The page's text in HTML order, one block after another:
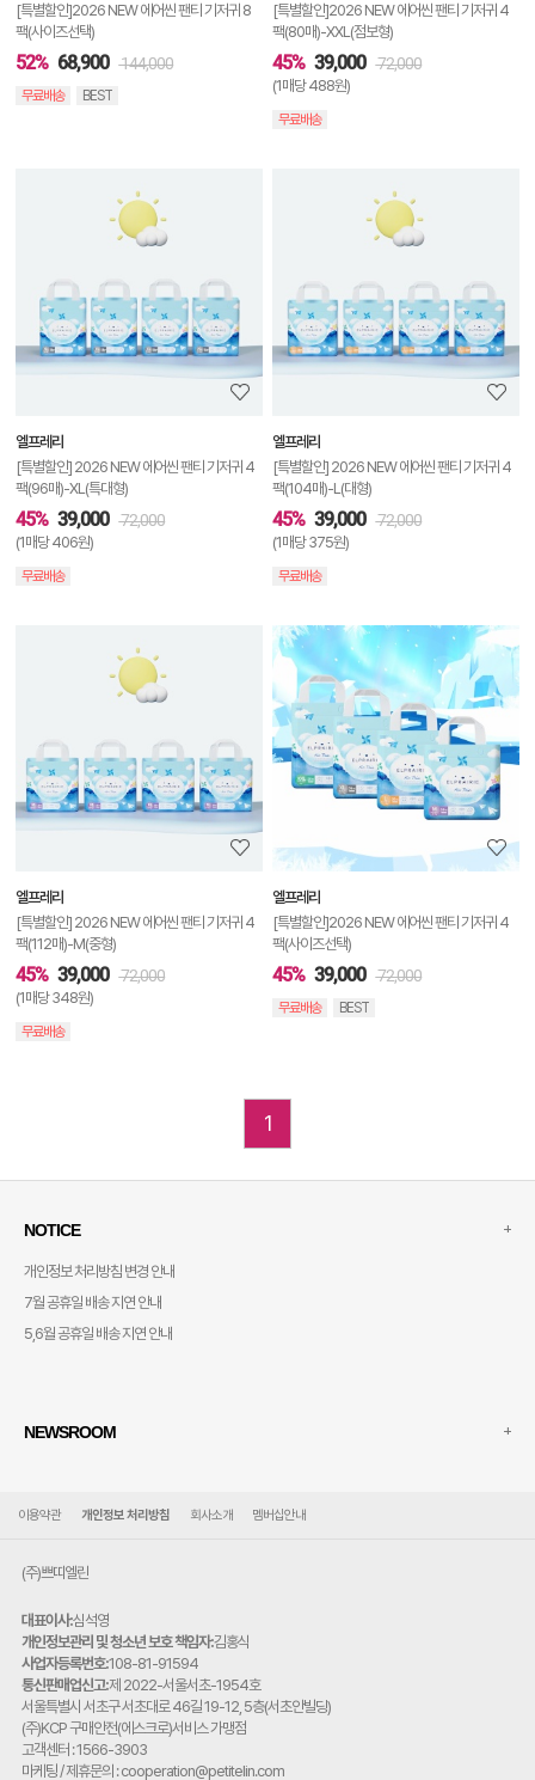
[특별할인]2026 NEW 에어씬 팬티 기저귀 8
팩(사이즈선택)
52% 68,900 144,000
무료배송 BEST
[특별할인]2026 NEW 에어씬 팬티 기저귀 4
팩(80매)-XXL(점보형)
45% 39,000 72,000
(1매당 488원)
무료배송
정
보
기
엘프레리
[특별할인] 2026 NEW 에어씬 팬티 기저귀 4
팩(96매)-XL(특대형)
45% 39,000 72,000
(1매당 406원)
무료배송
엘프레리
[특별할인] 2026 NEW 에어씬 팬티 기저귀 4
팩(104매)-L(대형)
45% 39,000 72,000
(1매당 375원)
무료배송
상
품
상
세
정
보
기
엘프레리
[특별할인] 2026 NEW 에어씬 팬티 기저귀 4
팩(112매)-M(중형)
45% 39,000 72,000
(1매당 348원)
무료배송
엘프레리
[특별할인]2026 NEW 에어씬 팬티 기저귀 4
팩(사이즈선택)
45% 39,000 72,000
무료배송 BEST
1
NOTICE
개인정보 처리방침 변경 안내
7월 공휴일 배송 지연 안내
5,6월 공휴일 배송 지연 안내
+
NEWSROOM +
이용약관 개인정보 처리방침 회사소개 멤버십안내
(주)쁘띠엘린
대표이사:심석영
개인정보관리 및 청소년 보호 책임자:김홍식
사업자등록번호:108-81-91594
통신판매업신고:제 2022-서울서초-1954호
주
소:
서울특별시 서초구 서초대로 46길 19-12, 5층(서초안빌딩)
(주)KCP 구매안전(에스크로)서비스 가맹점
고객센터 : 1566-3903
마케팅 / 제휴문의 : cooperation@petitelin.com